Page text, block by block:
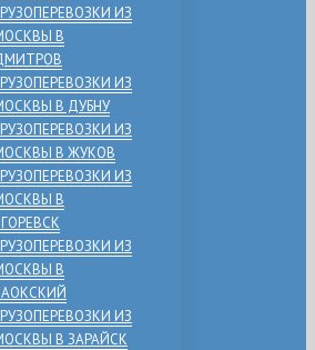
ИЗ
В
ИЗ
В ДУБНУ
ИЗ
В ЖУКОВ
ИЗ
В
ИЗ
В
ИЗ
В ЗАРАЙСК